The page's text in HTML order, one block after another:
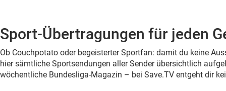
Sport-Übertragungen für jeden
Ob Couchpotato oder begeisterter Sportfan: damit du keine
hier sämtliche Sportsendungen aller Sender übersichtlich
wöchentliche Bundesliga-Magazin – bei Save.TV entgeht dir